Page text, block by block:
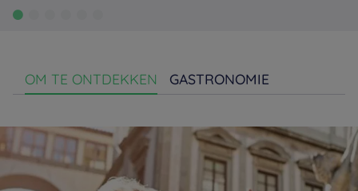
OM TE ONTDEKKEN GASTRONOMIE